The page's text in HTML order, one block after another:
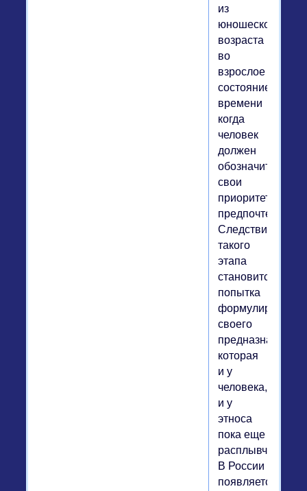
из
юношеского
возраста
во
взрослое
состояние,
времени
когда
человек
должен
обозначить
свои
приоритеты,
предпочтения.
Следствием
такого
этапа
становится
попытка
формулировки
своего
предназначения,
которая
и у
человека,
и у
этноса
пока еще
расплывчатая.
В России
появляется